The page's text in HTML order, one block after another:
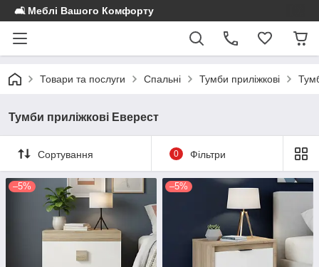
🛋️ Меблі Вашого Комфорту
Товари та послуги Спальні Тумби приліжкові
Тумби приліжкові Еверест
Сортування 0 Фільтри
–5% –5%